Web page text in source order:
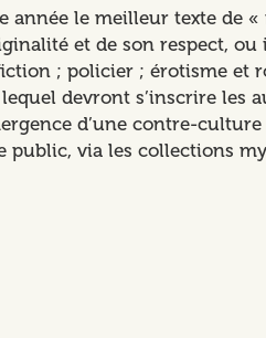
le meilleur texte de
et de son respect,
; policier ; érotisme et
devront s’inscrire
d’une contre-
via les collections